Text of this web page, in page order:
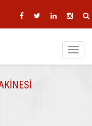
Toggle